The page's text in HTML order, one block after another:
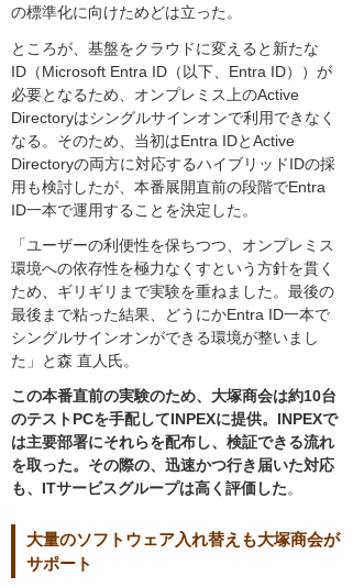
の標準化に向けためどは立った。
ところが、基盤をクラウドに変えると新たな
ID（Microsoft Entra ID（以下、Entra ID））が
必要となるため、オンプレミス上のActive
Directoryはシングルサインオンで利用できなく
なる。そのため、当初はEntra IDとActive
Directoryの両方に対応するハイブリッドIDの採
用も検討したが、本番展開直前の段階でEntra
ID一本で運用することを決定した。
「ユーザーの利便性を保ちつつ、オンプレミス
環境への依存性を極力なくすという方針を貫く
ため、ギリギリまで実験を重ねました。最後の
最後まで粘った結果、どうにかEntra ID一本で
シングルサインオンができる環境が整いまし
た」と森 直人氏。
この本番直前の実験のため、大塚商会は約10台
のテストPCを手配してINPEXに提供。INPEXで
は主要部署にそれらを配布し、検証できる流れ
を取った。その際の、迅速かつ行き届いた対応
も、ITサービスグループは高く評価した。
大量のソフトウェア入れ替えも大塚商会が
サポート